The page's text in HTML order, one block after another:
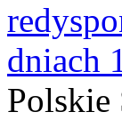
dniach
Polskie